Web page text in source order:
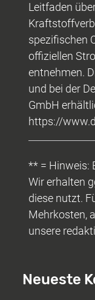
Leitfaden
spezifischen
offiziellen
entnehmen.
und bei der
GmbH
https://
** = Hinweis:
Wir erhalten
diese nutzt.
Mehrkosten,
unsere
Neueste